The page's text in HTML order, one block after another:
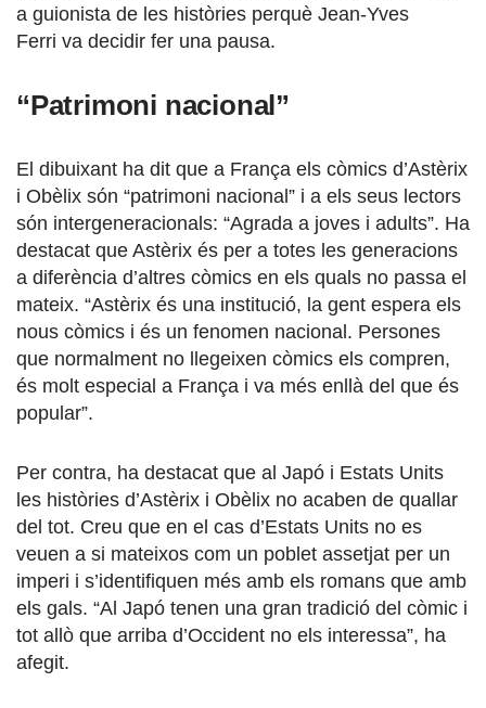
a guionista de les històries perquè Jean-Yves
Ferri va decidir fer una pausa.
“Patrimoni nacional”
El dibuixant ha dit que a França els còmics d’Astèrix
i Obèlix són “patrimoni nacional” i a els seus lectors
són intergeneracionals: “Agrada a joves i adults”. Ha
destacat que Astèrix és per a totes les generacions
a diferència d’altres còmics en els quals no passa el
mateix. “Astèrix és una institució, la gent espera els
nous còmics i és un fenomen nacional. Persones
que normalment no llegeixen còmics els compren,
és molt especial a França i va més enllà del que és
popular”.
Per contra, ha destacat que al Japó i Estats Units
les històries d’Astèrix i Obèlix no acaben de quallar
del tot. Creu que en el cas d’Estats Units no es
veuen a si mateixos com un poblet assetjat per un
imperi i s’identifiquen més amb els romans que amb
els gals. “Al Japó tenen una gran tradició del còmic i
tot allò que arriba d’Occident no els interessa”, ha
afegit.